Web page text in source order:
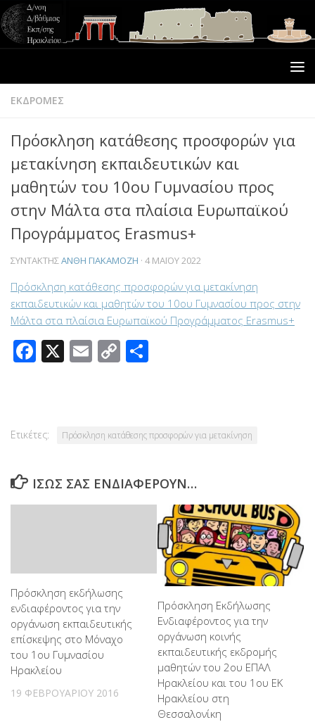
ΕΚΔΡΟΜΕΣ
Πρόσκληση κατάθεσης προσφορών για
μετακίνηση εκπαιδευτικών και
μαθητών του 10ου Γυμνασίου προς
στην Μάλτα στα πλαίσια Ευρωπαϊκού
Προγράμματος Erasmus+
ΣΥΝΤΆΚΤΗΣΑΝΘΗ ΓΙΑΚΑΜΟΖΗ · 4 ΜΑΪ́ΟΥ 2022
Πρόσκληση κατάθεσης προσφορών για μετακίνηση
εκπαιδευτικών και μαθητών του 10ου Γυμνασίου προς στην
Μάλτα στα πλαίσια Ευρωπαϊκού Προγράμματος Erasmus+
Facebook
X Email
Copy
Ετικέτες: Πρόσκληση κατάθεσης προσφορών για μετακίνηση
ΊΣΩΣ ΣΑΣ ΕΝΔΙΑΦΈΡΟΥΝ…
Πρόσκληση εκδήλωσης
ενδιαφέροντος για την
οργάνωση εκπαιδευτικής
επίσκεψης στo Μόναχο
του 1ου Γυμνασίου
Ηρακλείου
19 ΦΕΒΡΟΥΑΡΊΟΥ 2016
Πρόσκληση Εκδήλωσης
Ενδιαφέροντος για την
οργάνωση κοινής
εκπαιδευτικής εκδρομής
μαθητών του 2ου ΕΠΑΛ
Ηρακλείου και του 1ου ΕΚ
Ηρακλείου στη
Θεσσαλονίκη